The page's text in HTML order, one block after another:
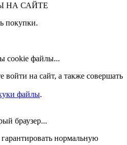
НА САЙТЕ
покупки.
cookie файлы...
войти на сайт, а также совершать
файлы.
браузер...
нормальную